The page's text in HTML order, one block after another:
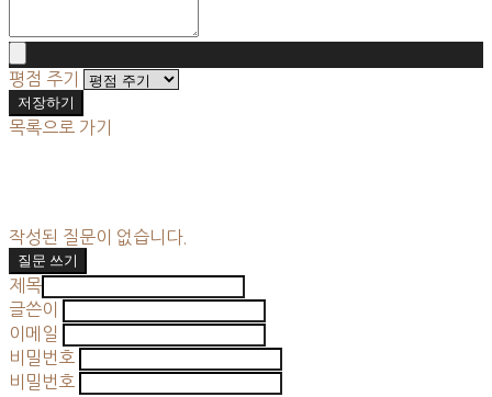
평점 주기
저장하기
목록으로 가기
작성된 질문이 없습니다.
질문 쓰기
제목
글쓴이
이메일
비밀번호
비밀번호